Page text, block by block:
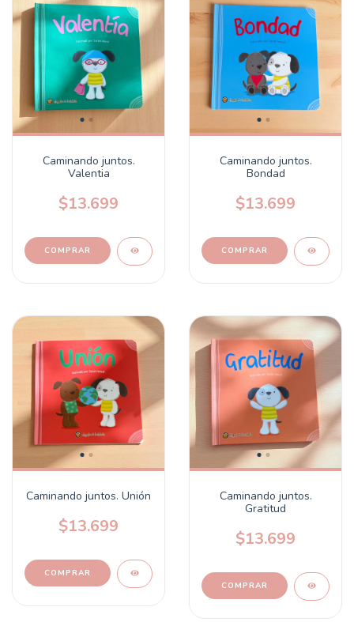
Caminando juntos.
Valentia
$13.699
Caminando juntos.
Bondad
$13.699
Caminando juntos. Unión
$13.699
Caminando juntos.
Gratitud
$13.699